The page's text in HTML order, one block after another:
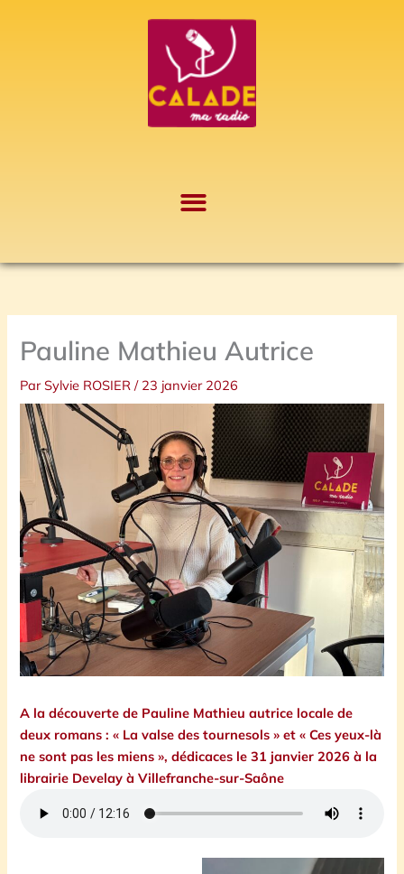
Pauline Mathieu Autrice
ParSylvie ROSIER/ 23 janvier 2026
A la découverte de Pauline Mathieu autrice locale de
deux romans : « La valse des tournesols » et « Ces yeux-là
ne sont pas les miens », dédicaces le 31 janvier 2026 à la
librairie Develay à Villefranche-sur-Saône